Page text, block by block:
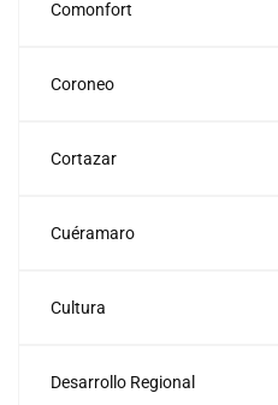
Comonfort
Coroneo
Cortazar
Cuéramaro
Cultura
Desarrollo Regional